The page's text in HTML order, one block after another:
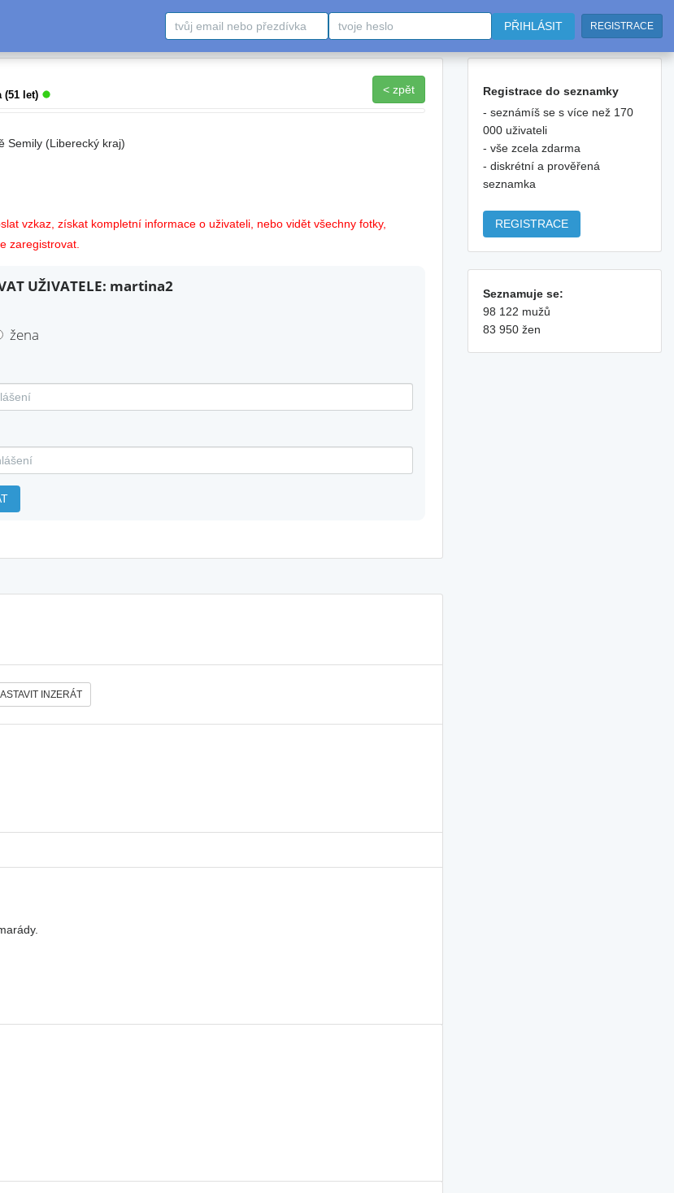
PŘIHLÁSIT REGISTRACE
(51 let) < zpět
Semily (Liberecký kraj)
vzkaz, získat kompletní informace o uživateli, nebo vidět všechny fotky,
zaregistrovat.
UŽIVATELE: martina2
žena
INZERÁT
Registrace do seznamky
- seznámíš se s více než 170
000 uživateli
- vše zcela zdarma
- diskrétní a prověřená
seznamka
REGISTRACE
Seznamuje se:
98 122 mužů
83 950 žen